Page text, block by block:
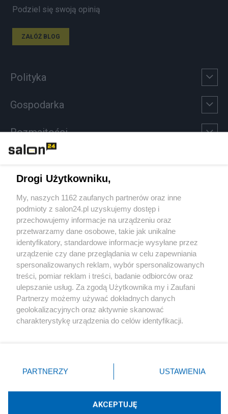
Podziel się swoją opinią
ZAŁÓŻ BLOG
Polityka
Gospodarka
Rozmaitości
Sport
Społeczeństwo
Kultura
X Facebook Instagram Youtube
Drogi Użytkowniku,
My, naszych 1162 zaufanych partnerów oraz inne
podmioty z salon24.pl uzyskujemy dostęp i
przechowujemy informacje na urządzeniu oraz
przetwarzamy dane osobowe, takie jak unikalne
identyfikatory, standardowe informacje wysyłane przez
urządzenie czy dane przeglądania w celu zapewniania
spersonalizowanych reklam, wybór spersonalizowanych
treści, pomiar reklam i treści, badanie odbiorców oraz
ulepszanie usług. Za zgodą Użytkownika my i Zaufani
Partnerzy możemy używać dokładnych danych
geolokalizacyjnych oraz aktywnie skanować
charakterystykę urządzenia do celów identyfikacji.
zmienić/wycofać klikając przycisk ustawień prywatności
znajdujący się w lewym dolnym rogu strony
rodzaje przetwarzania danych nie wymagają zgody
użytkownika, ale masz prawo sprzeciwić się takiemu
przetwarzaniu. Preferencje będą miały zastosowania tylko
PARTNERZY USTAWIENIA
AKCEPTUJĘ